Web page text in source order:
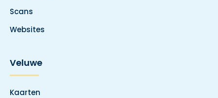
Scans
Websites
Veluwe
Kaarten